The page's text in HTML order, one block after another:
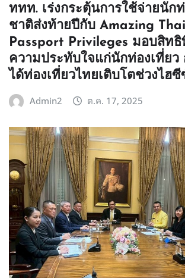
ททท. เร่งกระตุ้นการใช้จ่ายนัก
ชาติส่งท้ายปีกับ Amazing
Passport Privileges ‎มอบสิท
ความประทับใจแก่นักท่องเที่ยว
ได้ท่องเที่ยวไทยเติบโตช่วงไฮ
Admin2 ต.ค. 17, 2025